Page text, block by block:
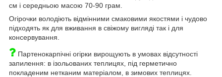
см і середньою масою 70-90 грам.
Огірочки володіють відмінними смаковими якостями і чудово
підходять як для вживання в свіжому вигляді так і для
консервування.
Партенокарпічні огірки вирощують в умовах відсутності
запилення: в ізольованих теплицях, під герметично
покладеним нетканим матеріалом, в зимових теплицях.